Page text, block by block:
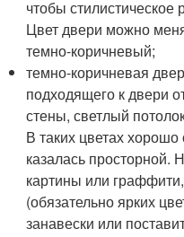
чтобы
Цвет двери можно
темно-коричневый;
темно-коричневая
подходящего к двери
стены, светлый
В таких цветах
казалась просторной.
картины или
(обязательно ярких
занавески или